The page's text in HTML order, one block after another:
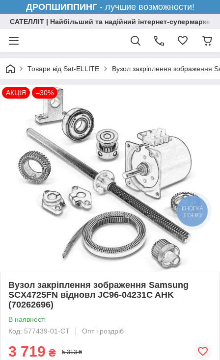
ДРОПШИППИНГ- лучшие возможности!
САТЕЛЛІТ | Найбільший та надійний інтернет-супермаркет
Товари від Sat-ELLITE Вузол закріплення зображення
АКЦІЯ –30%
Вузол закріплення зображення Samsung
SCX4725FN відновл JC96-04231C AHK
(70262696)
В наявності
Код: 577439-01-СТ
Опт і роздріб
3 719 ₴ 5 313 ₴
КНОПКА
ЗВ'ЯЗКУ